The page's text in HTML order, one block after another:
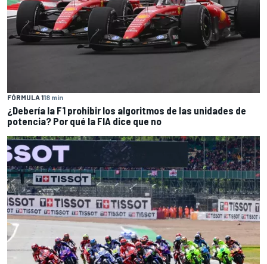
FÓRMULA 118 min
¿Debería la F1 prohibir los algoritmos de las unidades de
potencia? Por qué la FIA dice que no